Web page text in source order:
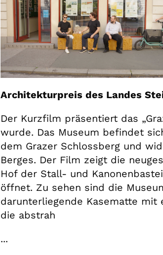
Architekturpreis des Landes
Der Kurzfilm präsentiert das
wurde. Das Museum befindet
dem Grazer Schlossberg und
Berges. Der Film zeigt die
Hof der Stall- und
öffnet. Zu sehen sind die
darunterliegende Kasematte
die abstrah
...